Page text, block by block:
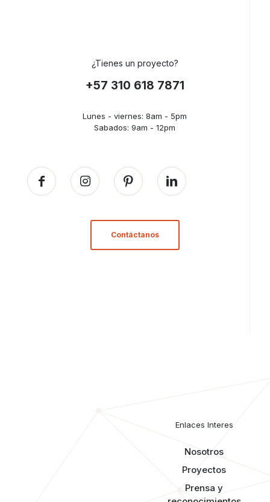
¿Tienes un proyecto?
+57 310 618 7871
Lunes - viernes: 8am - 5pm
Sabados: 9am - 12pm
Contáctanos
Enlaces Interes
Nosotros
Proyectos
Prensa y